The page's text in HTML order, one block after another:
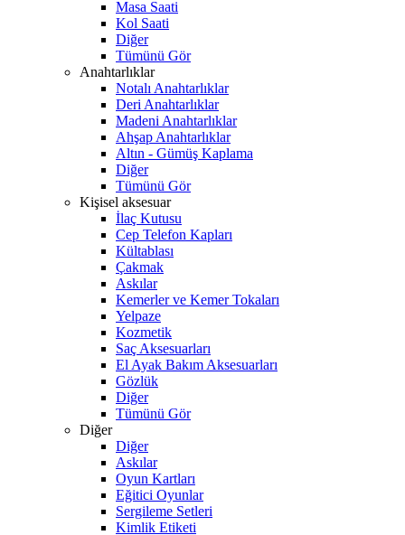
Masa Saati
Kol Saati
Diğer
Tümünü Gör
Anahtarlıklar
Notalı Anahtarlıklar
Deri Anahtarlıklar
Madeni Anahtarlıklar
Ahşap Anahtarlıklar
Altın - Gümüş Kaplama
Diğer
Tümünü Gör
Kişisel aksesuar
İlaç Kutusu
Cep Telefon Kapları
Kültablası
Çakmak
Askılar
Kemerler ve Kemer Tokaları
Yelpaze
Kozmetik
Saç Aksesuarları
El Ayak Bakım Aksesuarları
Gözlük
Diğer
Tümünü Gör
Diğer
Diğer
Askılar
Oyun Kartları
Eğitici Oyunlar
Sergileme Setleri
Kimlik Etiketi